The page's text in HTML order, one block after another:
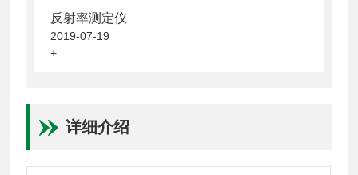
反射率测定仪
2019-07-19
+
详细介绍